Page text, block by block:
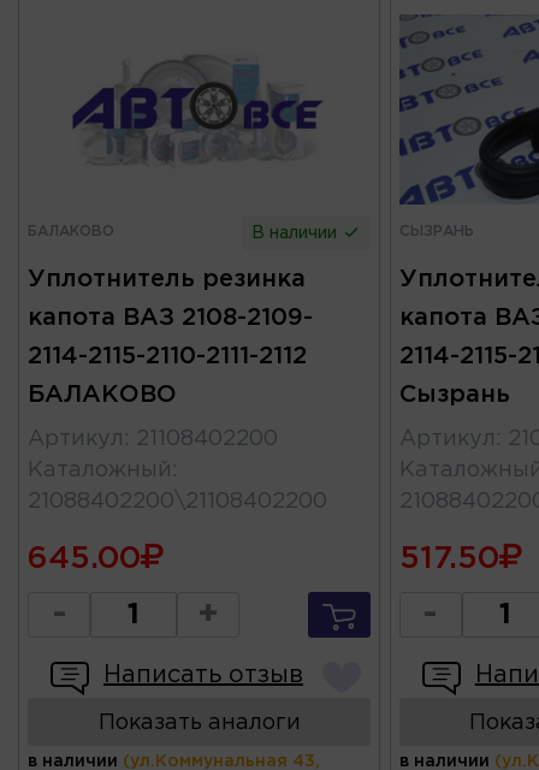
БАЛАКОВО В наличии
Уплотнитель резинка
капота ВАЗ 2108-2109-
2114-2115-2110-2111-2112
БАЛАКОВО
Артикул : 21108402200
Каталожный :
21088402200\21108402200
645.00
- +
Написать отзыв
Показать аналоги
в наличии (ул.Коммунальная 43,
СЫЗРАНЬ
капота
2114-2115-
Сызрань
Артикул :
517.50
-
в наличии